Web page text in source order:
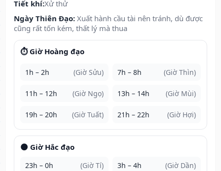
Tiết khí:Xử thử
Ngày Thiên Đạo: Xuất hành cầu tài nên tránh, dù được
cũng rất tốn kém, thất lý mà thua
⏱️ Giờ Hoàng đạo
1h – 2h (Giờ Sửu) 7h – 8h (Giờ Thìn)
11h – 12h (Giờ Ngọ) 13h – 14h (Giờ Mùi)
19h – 20h (Giờ Tuất) 21h – 22h (Giờ Hợi)
🌑 Giờ Hắc đạo
23h – 0h (Giờ Tí) 3h – 4h (Giờ Dần)